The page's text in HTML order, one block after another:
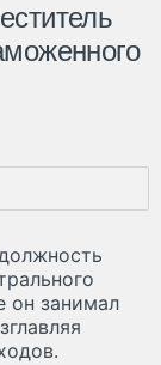
он занимал